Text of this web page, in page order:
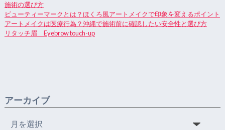
施術の選び方
ビューティーマークとは？ほくろ風アートメイクで印象を変えるポイント
アートメイクは医療行為？沖縄で施術前に確認したい安全性と選び方
リタッチ眉 Eyebrow touch-up
アーカイブ